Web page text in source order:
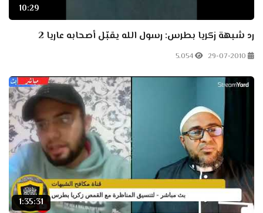
10:29
رد شبهة زكريا بطرس: رسول الله يقبّل أصحابه عاريا 2
29-07-2010
5.054
1:35:31